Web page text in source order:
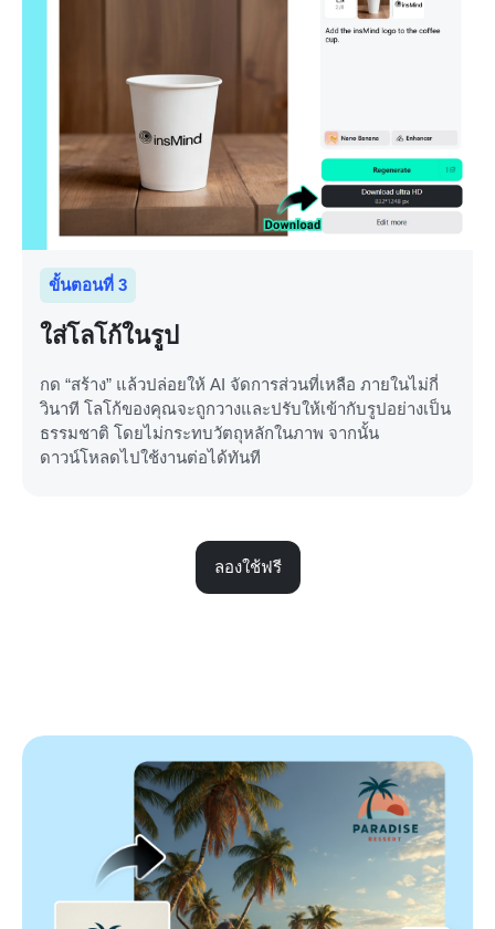
ขั้นตอนที่ 3
ใส่โลโก้ในรูป
กด “สร้าง” แล้วปล่อยให้ AI จัดการส่วนที่เหลือ ภายในไม่กี่
วินาที โลโก้ของคุณจะถูกวางและปรับให้เข้ากับรูปอย่างเป็น
ธรรมชาติ โดยไม่กระทบวัตถุหลักในภาพ จากนั้น
ดาวน์โหลดไปใช้งานต่อได้ทันที
ลองใช้ฟรี